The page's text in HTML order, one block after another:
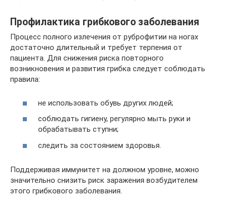
Профилактика грибкового заболевания
Процесс полного излечения от руброфитии на ногах
достаточно длительный и требует терпения от
пациента. Для снижения риска повторного
возникновения и развития грибка следует соблюдать
правила:
не использовать обувь других людей;
соблюдать гигиену, регулярно мыть руки и
обрабатывать ступни;
следить за состоянием здоровья.
Поддерживая иммунитет на должном уровне, можно
значительно снизить риск заражения возбудителем
этого грибкового заболевания.